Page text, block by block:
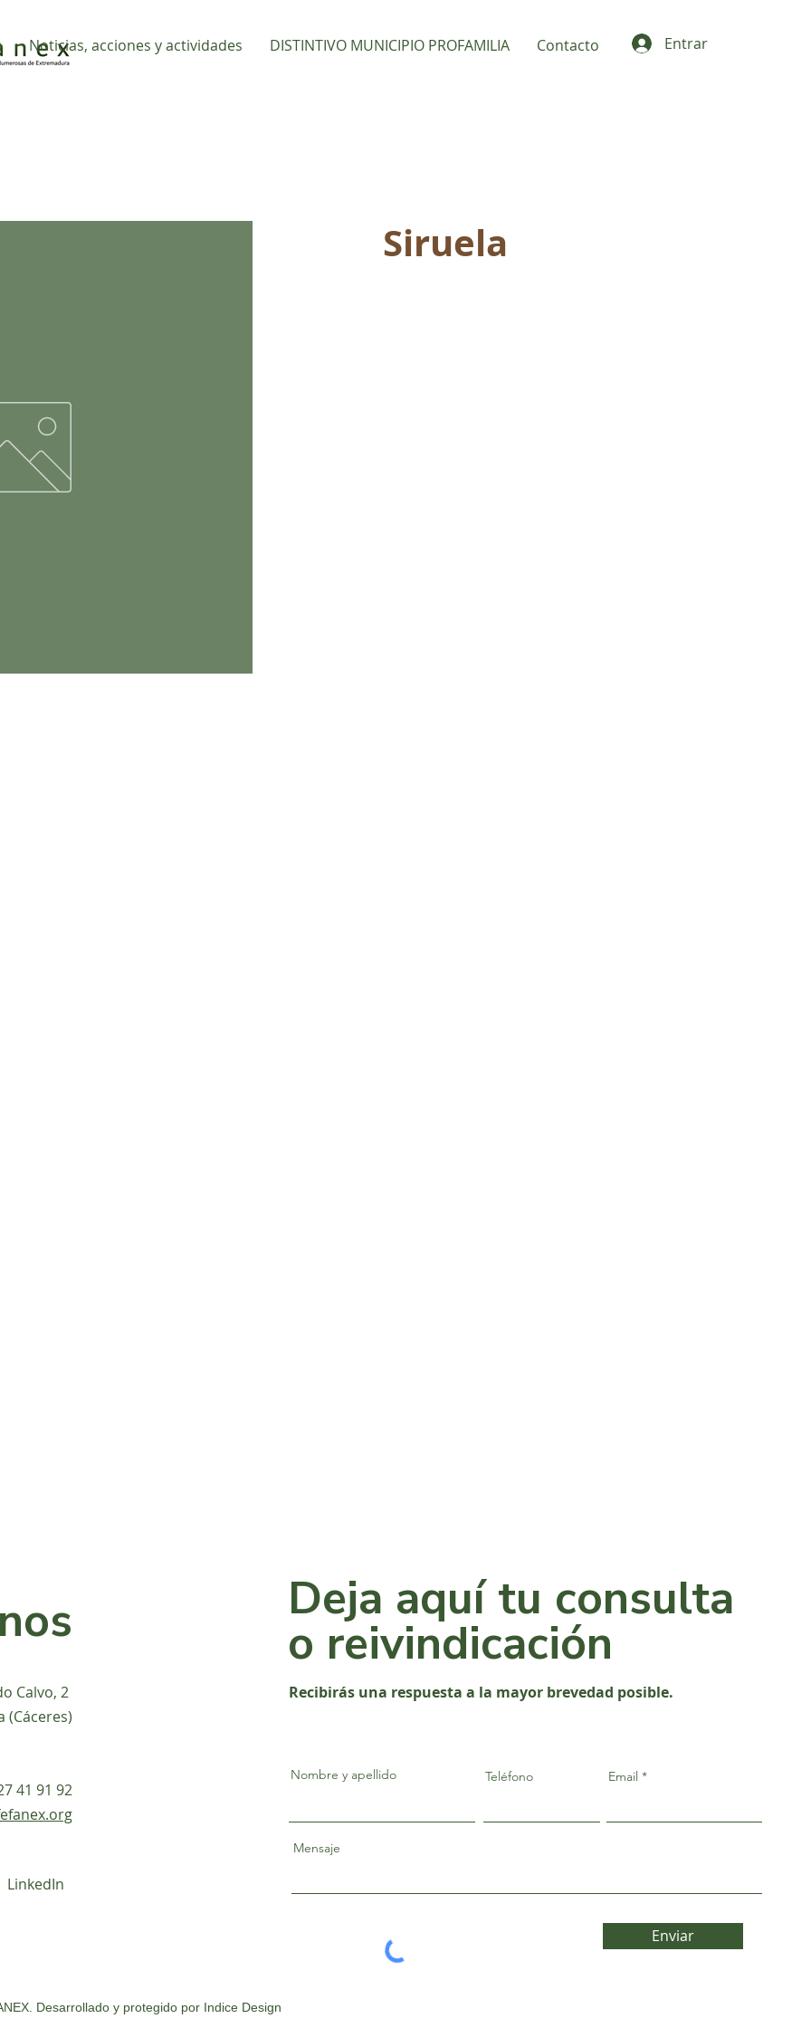
Noticias, acciones y actividades DISTINTIVO MUNICIPIO PROFAMILIA Contacto Entrar
Siruela
Calvo, 2
(Cáceres)
41 91 92
LinkedIn
Desarrollado y protegido por Indice Design
Deja aquí tu consulta
o reivindicación
Recibirás una respuesta a la mayor brevedad posible.
Nombre y apellido Teléfono Email
Mensaje
Enviar